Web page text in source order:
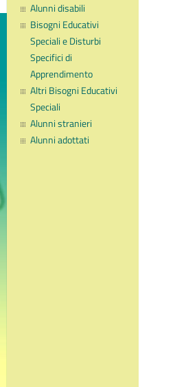
Alunni disabili
Bisogni Educativi
Speciali e Disturbi
Specifici di
Apprendimento
Altri Bisogni Educativi
Speciali
Alunni stranieri
Alunni adottati